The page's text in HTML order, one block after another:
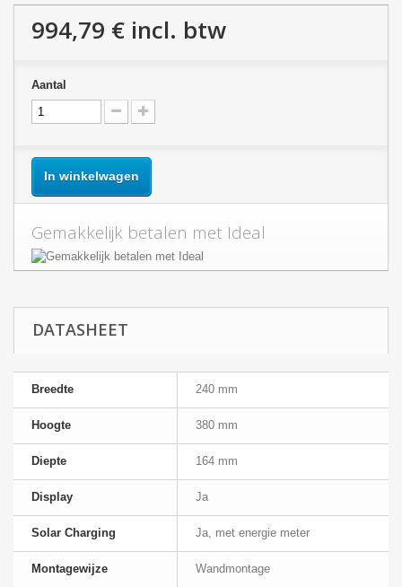
994,79 € incl. btw
Aantal
In winkelwagen
Gemakkelijk betalen met Ideal
DATASHEET
Breedte 240 mm
Hoogte 380 mm
Diepte 164 mm
Display Ja
Solar Charging Ja, met energie meter
Montagewijze Wandmontage